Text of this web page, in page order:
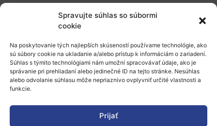
Spravujte súhlas so súbormi
cookie
Na poskytovanie tých najlepších skúseností používame technológie, ako
sú súbory cookie na ukladanie a/alebo prístup k informáciám o zariadení.
Súhlas s týmito technológiami nám umožní spracovávať údaje, ako je
správanie pri prehliadaní alebo jedinečné ID na tejto stránke. Nesúhlas
alebo odvolanie súhlasu môže nepriaznivo ovplyvniť určité vlastnosti a
funkcie.
Prijať
Naše služby
Financovanie a podpora
Stáže a pobyty
Novinky
„Projekt SK4ERA II je spolufinancovaný Európskou